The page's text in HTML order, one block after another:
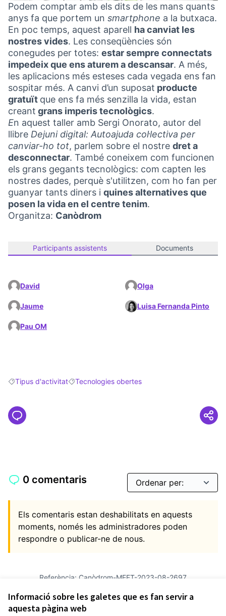
Informació sobre les galetes que es fan servir a
aquesta pàgina web
Podem comptar amb els dits de les mans quants
anys fa que portem un smartphone a la butxaca.
En poc temps, aquest aparell ha canviat les
nostres vides. Les conseqüències són
conegudes per totes: estar sempre connectats
impedeix que ens aturem a descansar. A més,
les aplicacions més esteses cada vegada ens fan
sospitar més. A canvi d’un suposat producte
gratuït que ens fa més senzilla la vida, estan
creant grans imperis tecnològics.
En aquest taller amb Sergi Onorato, autor del
llibre Dejuni digital: Autoajuda col·lectiva per
canviar-ho tot, parlem sobre el nostre dret a
desconnectar. També coneixem com funcionen
els grans gegants tecnològics: com capten les
nostres dades, perquè s'utilitzen, com ho fan per
guanyar tants diners i quines alternatives que
posen la vida en el centre tenim.
Organitza: Canòdrom
Participants assistents Documents
David Olga
Jaume Luisa Fernanda Pinto
Pau OM
Resultats en filtrar per: Tipus d'activitat
Tipus d'activitatResultats en filtrar per: Tecnologies obertes
Tecnologies obertes
0 comentaris
Els comentaris estan deshabilitats en aquests
moments, només les administradores poden
respondre o publicar-ne de nous.
Referència: Canòdrom-MEET-2023-08-2697
Afegir al calendari